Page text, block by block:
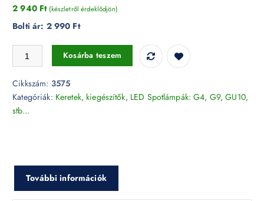
2 940 Ft (készletről érdeklődjön)
Bolti ár: 2 990 Ft
1x szerelék AR111-es fényforráshoz 3575 mennyiség
Kosárba teszem
Cikkszám: 3575
Kategóriák: Keretek, kiegészítők, LED Spotlámpák: G4, G9, GU10,
stb...
További információk